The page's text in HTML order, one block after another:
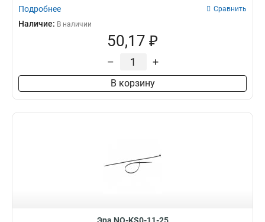
Подробнее Сравнить
Наличие: В наличии
50,17 ₽
– +
В корзину